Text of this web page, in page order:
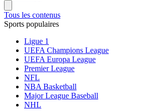
Tous les contenus
Sports populaires
Ligue 1
UEFA Champions League
UEFA Europa League
Premier League
NFL
NBA Basketball
Major League Baseball
NHL